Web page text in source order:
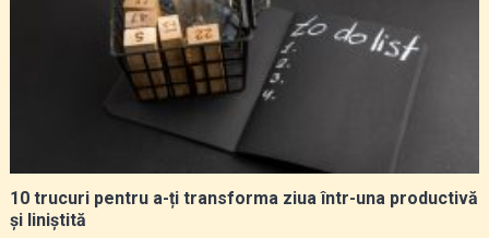
10 trucuri pentru a-ți transforma ziua într-una productivă
și liniștită